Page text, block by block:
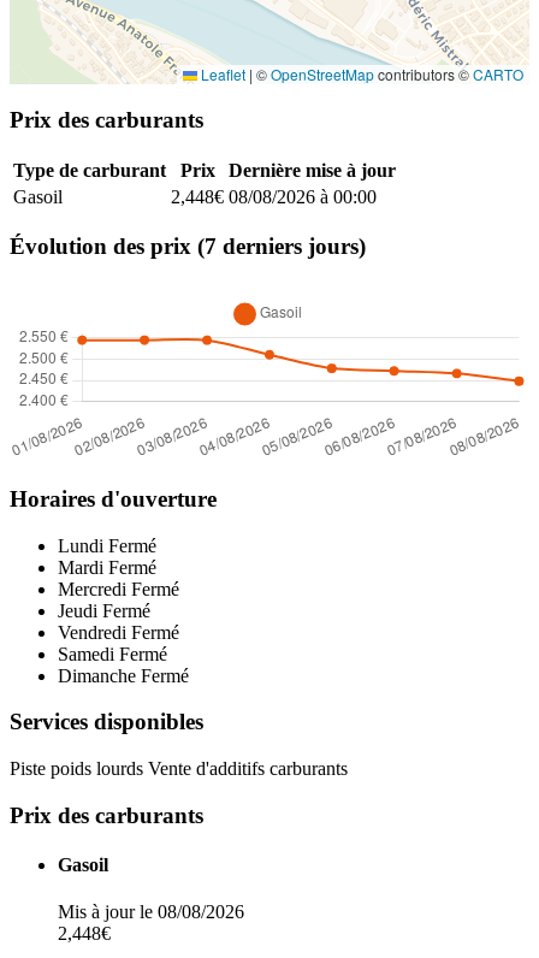
Leaflet | ©OpenStreetMapcontributors ©CARTO
Prix des carburants
Type de carburant Prix
Dernière mise à jour
Gasoil
2,448€ 08/08/2026 à 00:00
Évolution des prix (7 derniers jours)
Horaires d'ouverture
Lundi Fermé
Mardi Fermé
Mercredi Fermé
Jeudi Fermé
Vendredi Fermé
Samedi Fermé
Dimanche Fermé
Services disponibles
Piste poids lourds Vente d'additifs carburants
Prix des carburants
Gasoil
Mis à jour le 08/08/2026
2,448€